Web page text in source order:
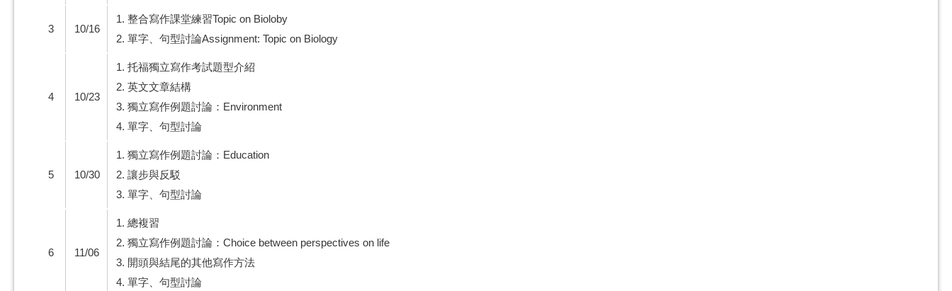
3 10/16
1. 整合寫作課堂練習Topic on Bioloby
2. 單字、句型討論Assignment: Topic on Biology
4 10/23
1. 托福獨立寫作考試題型介紹
2. 英文文章結構
3. 獨立寫作例題討論：Environment
4. 單字、句型討論
5 10/30
1. 獨立寫作例題討論：Education
2. 讓步與反駁
3. 單字、句型討論
6 11/06
1. 總複習
2. 獨立寫作例題討論：Choice between perspectives on life
3. 開頭與結尾的其他寫作方法
4. 單字、句型討論